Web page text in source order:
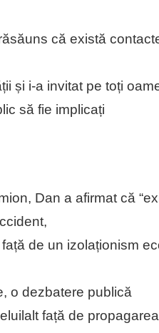
că există
și i-a invitat pe toți
să fie implicați
Dan a afirmat că
de un izolaționism
o dezbatere publică
față de